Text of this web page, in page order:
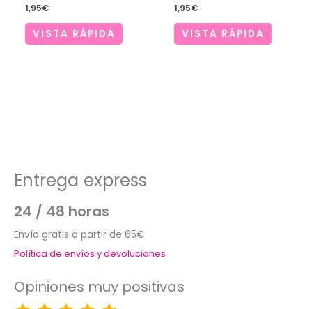
1,95€
VISTA RÁPIDA
1,95€
VISTA RÁPIDA
Entrega express
24 / 48 horas
Envío gratis a partir de 65€
Política de envíos y devoluciones
Opiniones muy positivas